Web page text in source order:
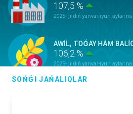
107,5 %
2025- jıldıń yanvar-iyun
AWÍL, TOǴAY HÁM
106,2 %
2025- jıldıń yanvar-iyun
SOŃǴI JAŃALIQLAR